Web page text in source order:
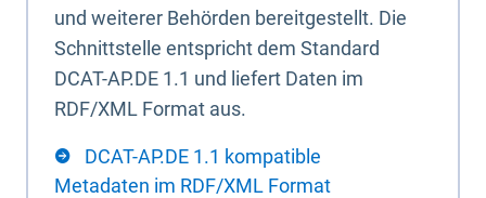
und weiterer Behörden bereitgestellt. Die
Schnittstelle entspricht dem Standard
DCAT-AP.DE 1.1 und liefert Daten im
RDF/XML Format aus.
DCAT-AP.DE 1.1 kompatible
Metadaten im RDF/XML Format